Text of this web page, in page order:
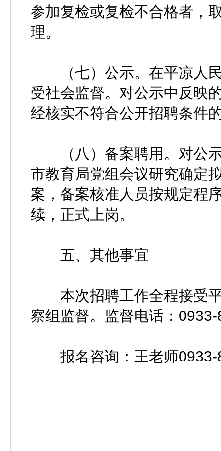
参加复检或复检不合格者，
理。
（七）公示。在平凉人民
受社会监督。对公示中反映
经核实不符合公开招聘条件
（八）备案聘用。对公示
市教育局党组会议研究确定
案，备案核准人员按规定程
续，正式上岗。
五、其他事宜
本次招聘工作全程接受平
察组监督。监督电话：
报名咨询：王老师0933-